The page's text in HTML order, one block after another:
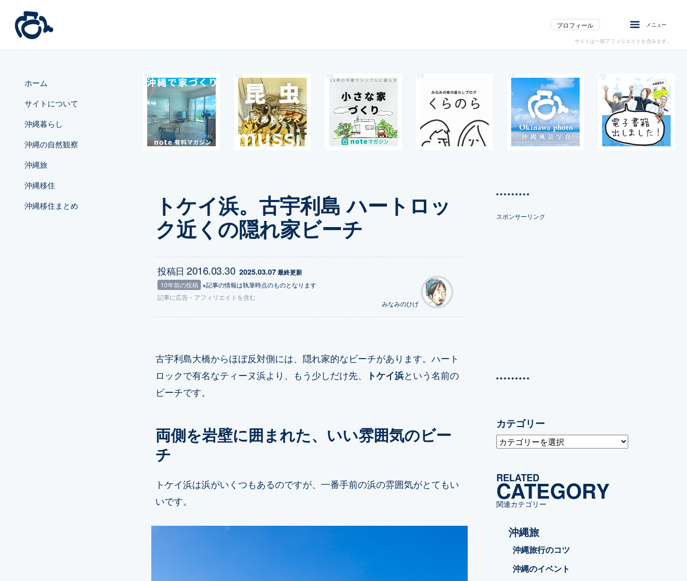
プロフィール メニュー
サイトは一部アフィリエイトを含みます。
ホーム
サイトについて
沖縄暮らし
沖縄の自然観察
沖縄旅
沖縄移住
沖縄移住まとめ
トケイ浜。古宇利島 ハートロッ
ク近くの隠れ家ビーチ
投稿日 2016.03.30 2025.03.07 最終更新
10年前の投稿 ※記事の情報は執筆時点のものとなります
記事に広告 ・アフィリエイトを含む
みなみのひげ
古宇利島大橋からほぼ反対側には、隠れ家的なビーチがあります。ハート
ロックで有名なティーヌ浜より、もう少しだけ先、
トケイ浜という名前の
ビーチです。
両側を岩壁に囲まれた、いい雰囲気のビー
チ
トケイ浜は浜がいくつもあるのですが、一番手前の浜の雰囲気がとてもい
いです。
スポンサーリンク
カテゴリー
カ
テ
リ
ー
RELATED
CATEGORY
関連カテゴリー
沖縄旅
沖縄旅行のコツ
沖縄のイベント